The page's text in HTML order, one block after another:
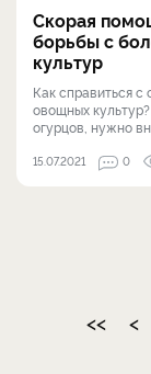
Скорая
борьбы с
культур
Как справиться
овощных
огурцов, нужно
15.07.2021 0
<< <